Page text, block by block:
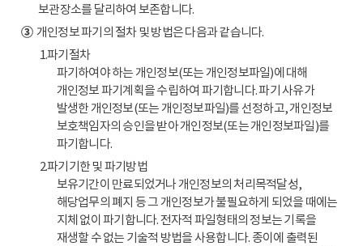
보관장소를 달리하여 보존합니다.
③개인정보 파기의 절차 및 방법은 다음과 같습니다.
1.파기절차
파기하여야 하는 개인정보(또는 개인정보파일)에 대해
개인정보 파기계획을 수립하여 파기합니다. 파기 사유가
발생한 개인정보(또는 개인정보파일)를 선정하고, 개인정보
보호책임자의 승인을 받아 개인정보(또는 개인정보파일)를
파기합니다.
2.파기기한 및 파기방법
보유기간이 만료되었거나 개인정보의 처리목적달성,
해당업무의 폐지 등 그 개인정보가 불필요하게 되었을 때에는
지체 없이 파기합니다. 전자적 파일형태의 정보는 기록을
재생할 수 없는 기술적 방법을 사용합니다. 종이에 출력된